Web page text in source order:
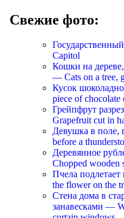
Свежие фото:
Capitol
Кошки на
— Cats on a tree,
Кусок
piece of chocolate
Грейпфрут
Grapefruit cut in
Девушка в поле,
before a
Деревянное
Chopped wooden
Пчела
the flower on the
Стена дома в
занавесками —